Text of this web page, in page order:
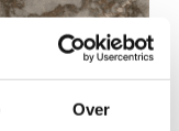
Over